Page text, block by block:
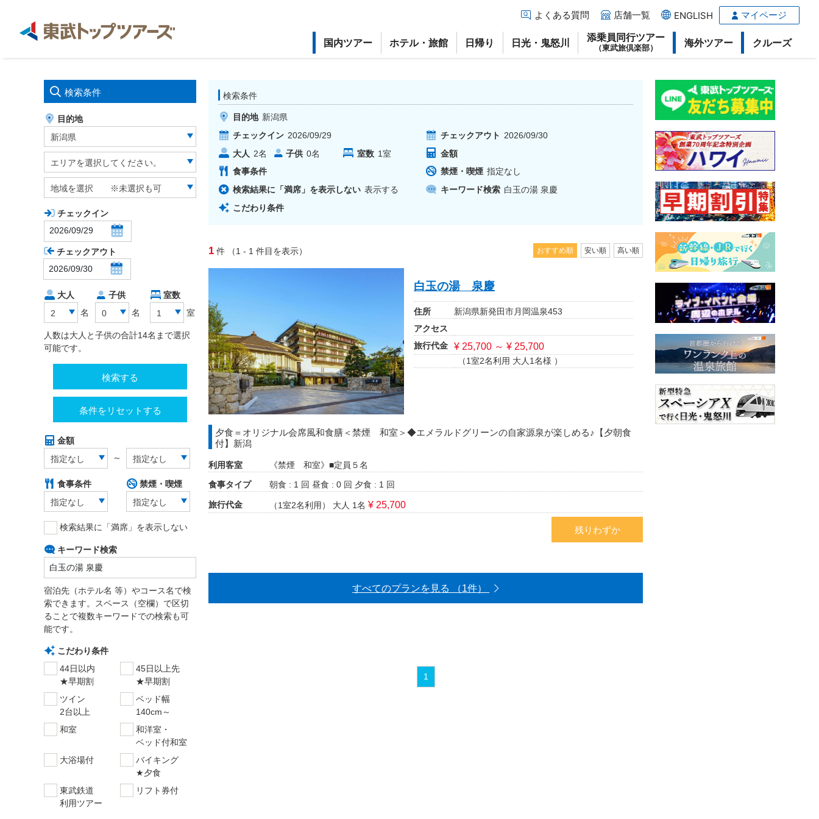
よくある質問 店舗一覧 ENGLISH マイページ
国内ツアー ホテル・旅館 日帰り 日光・鬼怒川 添乗員同行ツアー
（東武旅倶楽部） 海外ツアー クルーズ
検索条件
目的地
新潟県
エリアを選択してください。
地域を選択 ※未選択も可
チェックイン
チェックアウト
大人
2
名
子供
0
名
室数
1
室
人数は大人と子供の合計14名まで選択
可能です。
検索する
条件をリセットする
金額
指定なし
～ 指定なし
食事条件
指定なし
禁煙・喫煙
指定なし
検索結果に「満席」を表示しない
キーワード検索
宿泊先（ホテル名 等）やコース名で検
索できます。スペース（空欄）で区切
ることで複数キーワードでの検索も可
能です。
こだわり条件
44日以内
★早期割
45日以上先
★早期割
ツイン
2台以上
ベッド幅
140cm～
和室
和洋室・
ベッド付和室
大浴場付
バイキング
★夕食
東武鉄道
利用ツアー
リフト券付
検索条件
目的地 新潟県
チェックイン 2026/09/29 チェックアウト 2026/09/30
大人 2名 子供 0名 室数 1室
金額
食事条件
禁煙・喫煙 指定なし
検索結果に「満席」を表示しない 表示する キーワード検索 白玉の湯 泉慶
こだわり条件
1 件 （1 - 1 件目を表示） おすすめ順 安い順 高い順
白玉の湯 泉慶
住所
新潟県新発田市月岡温泉453
アクセス
旅行代金
¥ 25,700 ～ ¥ 25,700
（1室2名利用 大人1名様 ）
夕食＝オリジナル会席風和食膳＜禁煙 和室＞◆エメラルドグリーンの自家源泉が楽しめる♪【夕朝食
付】新潟
利用客室
《禁煙 和室》■定員５名
食事タイプ
朝食 : 1 回 昼食 : 0 回 夕食 : 1 回
旅行代金 （1室2名利用） 大人 1名 ¥ 25,700
残りわずか
すべてのプランを見る （1件）
1